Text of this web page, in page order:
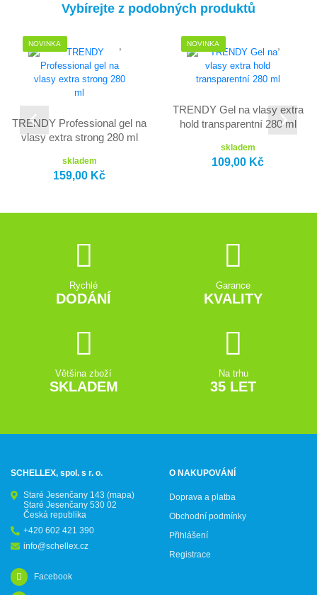
Vybírejte z podobných produktů
NOVINKA
TRENDY Professional gel na
vlasy extra strong 280 ml
skladem
159,00 Kč
NOVINKA
TRENDY Gel na vlasy extra
hold transparentní 280 ml
skladem
109,00 Kč
Rychlé
DODÁNÍ
Garance
KVALITY
Většina zboží
SKLADEM
Na trhu
35 LET
SCHELLEX, spol. s r. o.
Staré Jesenčany 143 (mapa)
Staré Jesenčany 530 02
Česká republika
+420 602 421 390
info@schellex.cz
Facebook
O NAKUPOVÁNÍ
Doprava a platba
Obchodní podmínky
Přihlášení
Registrace